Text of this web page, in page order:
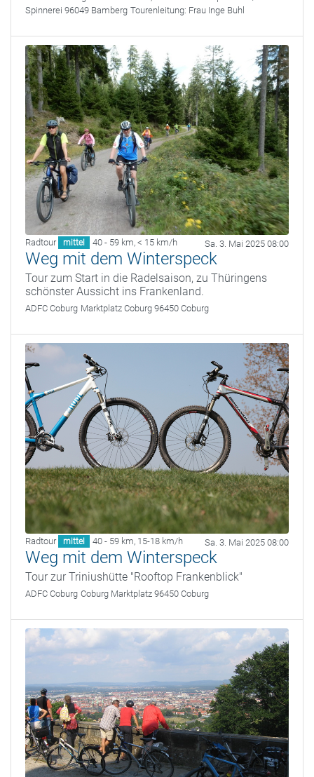
Spinnerei 96049 Bamberg Tourenleitung: Frau Inge Buhl
Radtour mittel 40 - 59 km, < 15 km/h Sa. 3. Mai 2025 08:00
Weg mit dem Winterspeck
Tour zum Start in die Radelsaison, zu Thüringens
schönster Aussicht ins Frankenland.
ADFC Coburg Marktplatz Coburg 96450 Coburg
Radtour mittel 40 - 59 km, 15-18 km/h Sa. 3. Mai 2025 08:00
Weg mit dem Winterspeck
Tour zur Triniushütte "Rooftop Frankenblick"
ADFC Coburg Coburg Marktplatz 96450 Coburg